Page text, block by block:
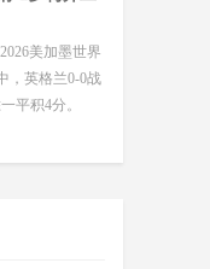
获悉，刚刚过
城生态区为广
上了一份专
项目收官 蓉